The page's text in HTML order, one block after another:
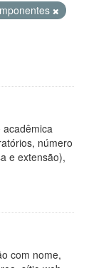
acadêmica
número
e extensão),
com nome,